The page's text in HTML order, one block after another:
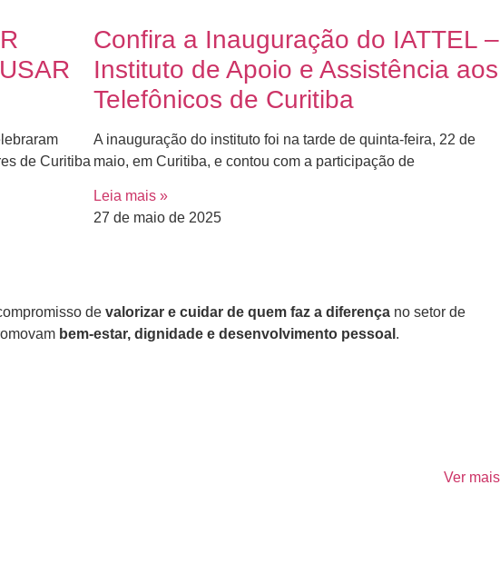
de Curitiba
Confira a Inauguração do IATTEL –
Instituto de Apoio e Assistência aos
Telefônicos de Curitiba
A inauguração do instituto foi na tarde de quinta-feira, 22 de
maio, em Curitiba, e contou com a participação de
Leia mais »
27 de maio de 2025
de valorizar e cuidar de quem faz a diferença no setor de
bem-estar, dignidade e desenvolvimento pessoal .
Ver mais